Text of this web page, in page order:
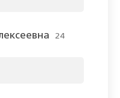
24